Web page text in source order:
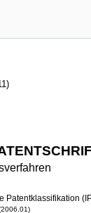
Patentklassifikation